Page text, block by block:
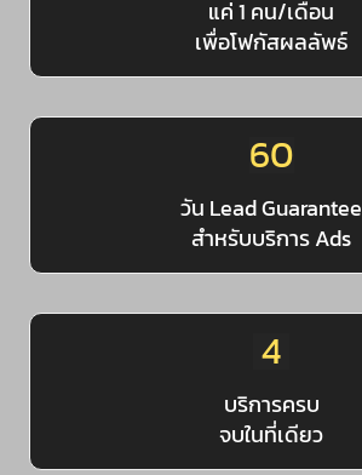
แค่ 1 คน/เดือน
เพื่อโฟกัสผลลัพธ์
60
วัน Lead Guarantee
สำหรับบริการ Ads
4
บริการครบ
จบในที่เดียว